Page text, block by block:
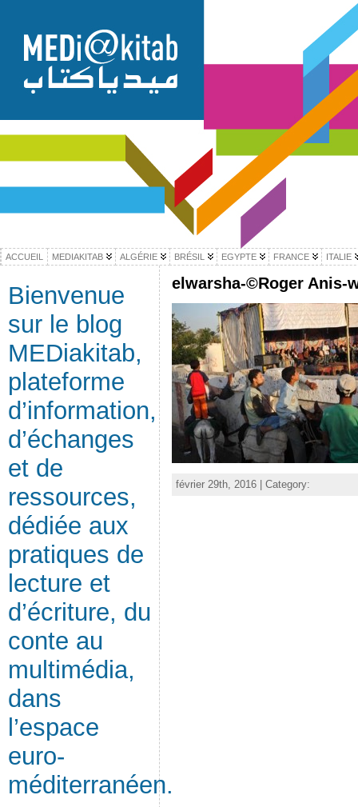
ACCUEIL MEDIAKITAB ALGÉRIE BRÉSIL EGYPTE FRANCE ITALIE
Bienvenue
sur le blog
MEDiakitab,
plateforme
d’information,
d’échanges
et de
ressources,
dédiée aux
pratiques de
lecture et
d’écriture, du
conte au
multimédia,
dans
l’espace
euro-
méditerranéen.
elwarsha-©Roger Anis-
février 29th, 2016 | Category: